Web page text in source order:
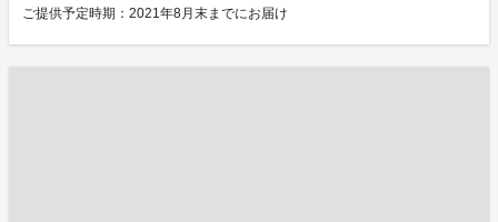
ご提供予定時期：2021年8月末までにお届け